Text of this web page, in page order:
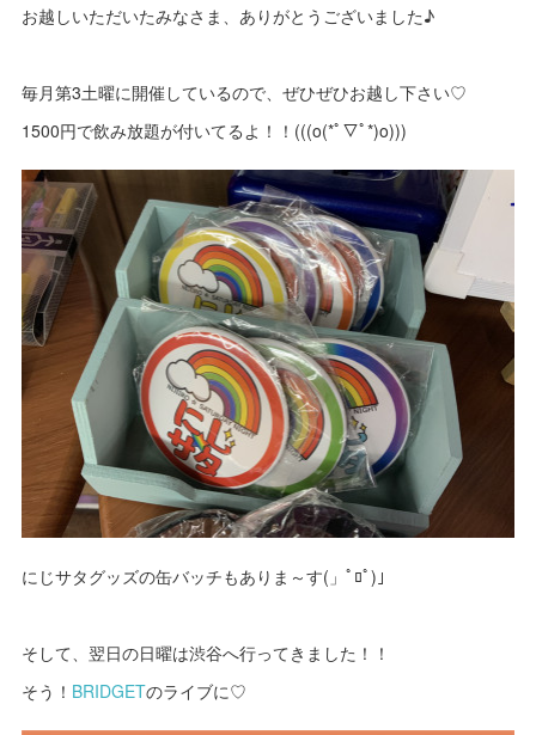
お越しいただいたみなさま、ありがとうございました♪
毎月第3土曜に開催しているので、ぜひぜひお越し下さい♡
1500円で飲み放題が付いてるよ！！(((o(*ﾟ▽ﾟ*)o)))
にじサタグッズの缶バッチもありま～す(」ﾟﾛﾟ)｣
そして、翌日の日曜は渋谷へ行ってきました！！
そう！ BRIDGETのライブに♡